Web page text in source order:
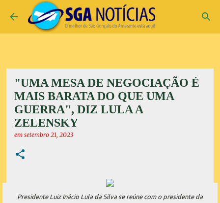
Pular para o conteúdo principal
"UMA MESA DE NEGOCIAÇÃO É
MAIS BARATA DO QUE UMA
GUERRA", DIZ LULA A
ZELENSKY
em setembro 21, 2023
Presidente Luiz Inácio Lula da Silva se reúne com o presidente da